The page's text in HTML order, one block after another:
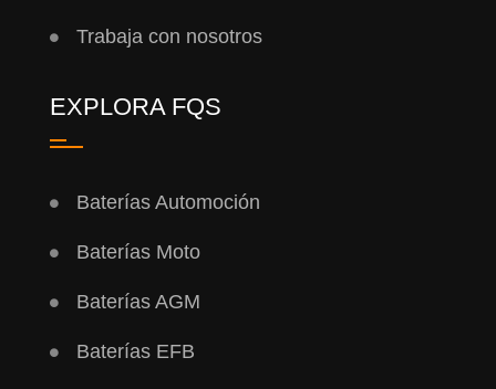
Trabaja con nosotros
EXPLORA FQS
Baterías Automoción
Baterías Moto
Baterías AGM
Baterías EFB